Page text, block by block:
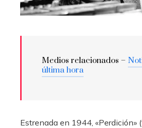
Medios relacionados –
última hora
Estrenada en 1944, «Perdición»